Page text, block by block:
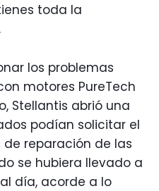
toda la
los problemas
motores PureTech
Stellantis abrió una
podían solicitar el
reparación de las
se hubiera llevado a
día, acorde a lo